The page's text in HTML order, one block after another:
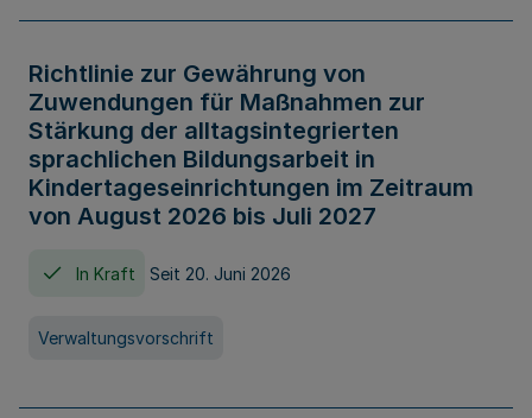
Richtlinie zur Gewährung von
Zuwendungen für Maßnahmen zur
Stärkung der alltagsintegrierten
sprachlichen Bildungsarbeit in
Kindertageseinrichtungen im Zeitraum
von August 2026 bis Juli 2027
In Kraft Seit 20. Juni 2026
Verwaltungsvorschrift